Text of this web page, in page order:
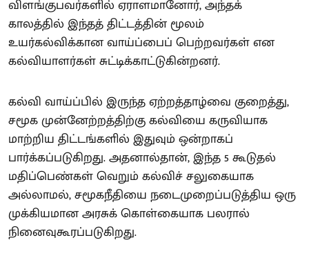
விளங்குபவர்களில் ஏராளமானோர், அந்தக்
காலத்தில் இந்தத் திட்டத்தின் மூலம்
உயர்கல்விக்கான வாய்ப்பைப் பெற்றவர்கள் என
கல்வியாளர்கள் சுட்டிக்காட்டுகின்றனர்.
கல்வி வாய்ப்பில் இருந்த ஏற்றத்தாழ்வை குறைத்து,
சமூக முன்னேற்றத்திற்கு கல்வியை கருவியாக
மாற்றிய திட்டங்களில் இதுவும் ஒன்றாகப்
பார்க்கப்படுகிறது. அதனால்தான், இந்த 5 கூடுதல்
மதிப்பெண்கள் வெறும் கல்விச் சலுகையாக
அல்லாமல், சமூகநீதியை நடைமுறைப்படுத்திய ஒரு
முக்கியமான அரசுக் கொள்கையாக பலரால்
நினைவுகூரப்படுகிறது.